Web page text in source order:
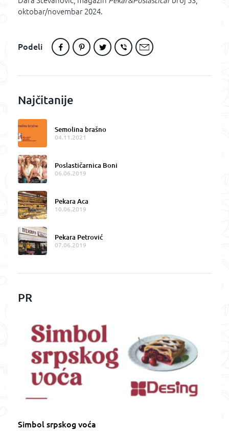
oktobar/novembar 2024.
Podeli
Najčitanije
Semolina brašno
04.11.2021
Poslastičarnica Boni
06.06.2019
Pekara Aca
10.06.2019
Pekara Petrović
07.06.2019
PR
Simbol srpskog voća